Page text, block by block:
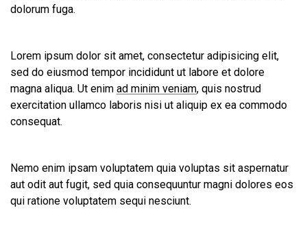
dolorum fuga.
Lorem ipsum dolor sit amet, consectetur adipisicing elit,
sed do eiusmod tempor incididunt ut labore et dolore
magna aliqua. Ut enim ad minim veniam, quis nostrud
exercitation ullamco laboris nisi ut aliquip ex ea commodo
consequat.
Nemo enim ipsam voluptatem quia voluptas sit aspernatur
aut odit aut fugit, sed quia consequuntur magni dolores eos
qui ratione voluptatem sequi nesciunt.